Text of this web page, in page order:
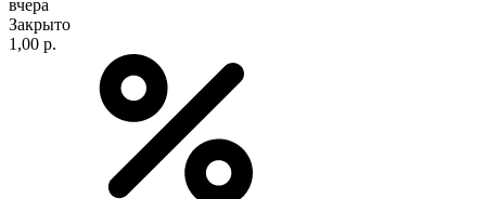
вчера
Закрыто
1,00 р.